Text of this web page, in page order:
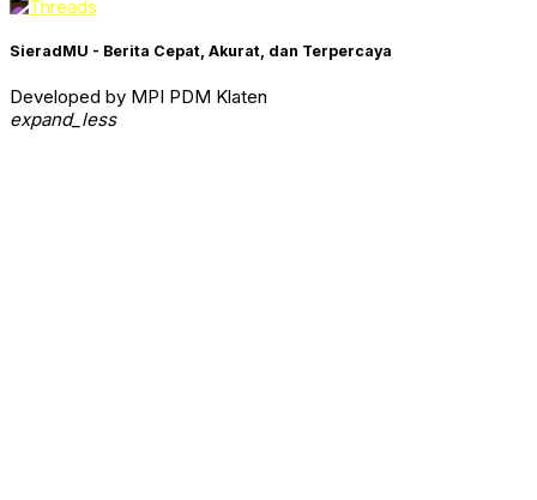
SieradMU - Berita Cepat, Akurat, dan Terpercaya
Developed by MPI PDM Klaten
expand_less